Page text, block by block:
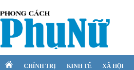
CHÍNH TRỊ KINH TẾ XÃ HỘI